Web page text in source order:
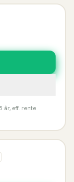
år, eff. rente